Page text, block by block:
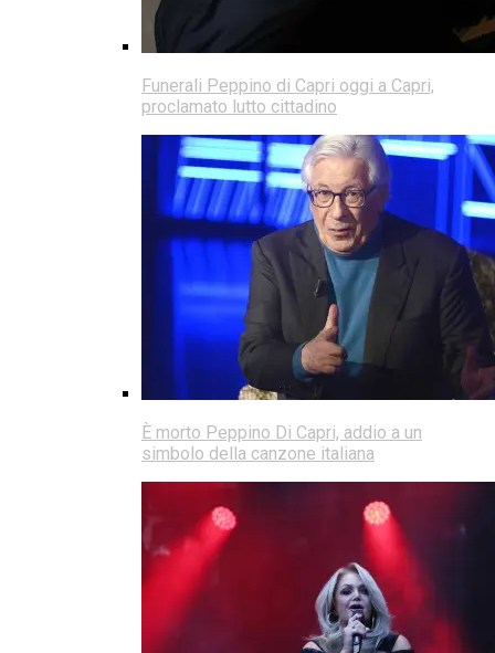
Funerali Peppino di Capri oggi a Capri,
proclamato lutto cittadino
È morto Peppino Di Capri, addio a un
simbolo della canzone italiana